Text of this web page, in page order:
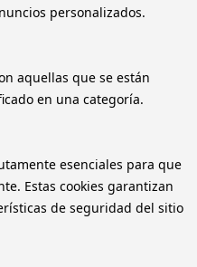
personalizados.
aquellas que se están
en una categoría.
esenciales para que
Estas cookies garantizan
de seguridad del sitio